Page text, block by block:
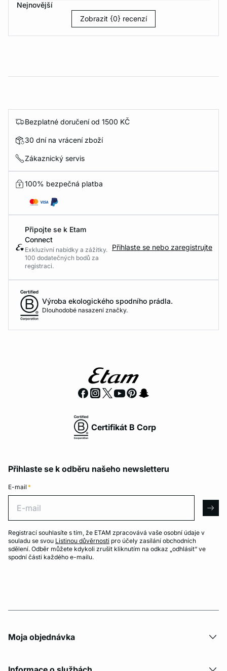
Nejnovější
Zobrazit {0} recenzí
Bezplatné doručení od 1500 KČ
30 dní na vrácení zboží
Zákaznický servis
100% bezpečná platba
Připojte se k Etam
Connect
Exkluzivní nabídky a zážitky.
100 dodatečných bodů za
registraci.
Přihlaste se nebo zaregistrujte
Výroba ekologického spodního prádla.
Dlouhodobé nasazení značky.
Certifikát B Corp
Přihlaste se k odběru našeho newsletteru
E-mail *
Registrací souhlasíte s tím, že ETAM zpracovává vaše osobní údaje v
souladu se svou Listinou důvěrnosti pro účely zasílání obchodních
sdělení. Odběr můžete kdykoli zrušit kliknutím na odkaz „odhlásit“ ve
spodní části každého e-mailu.
Moja objednávka